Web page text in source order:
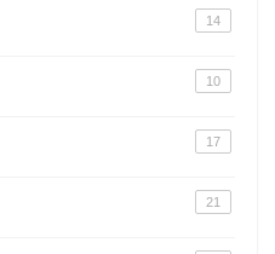
14
10
17
21